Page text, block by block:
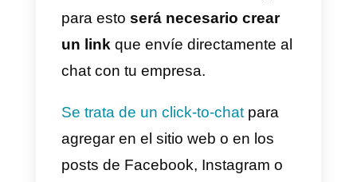
hacerlo
Con la expansión de la famosa
aplicación de mensajería
instantánea, nace la necesidad
de podercomunicarse